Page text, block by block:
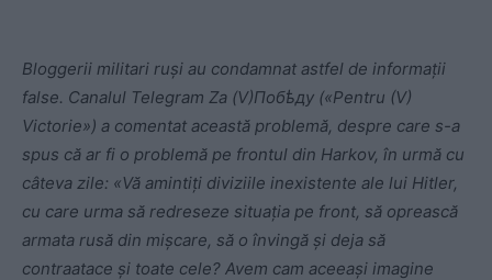
Bloggerii militari ruși au condamnat astfel de informații
false. Canalul Telegram Zа (V)Побѣду («Pentru (V)
Victorie») a comentat această problemă, despre care s-a
spus că ar fi o problemă pe frontul din Harkov, în urmă cu
câteva zile: «Vă amintiți diviziile inexistente ale lui Hitler,
cu care urma să redreseze situația pe front, să oprească
armata rusă din mișcare, să o învingă și deja să
contraatace și toate cele? Avem cam aceeași imagine